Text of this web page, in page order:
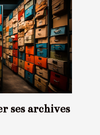
ses archives